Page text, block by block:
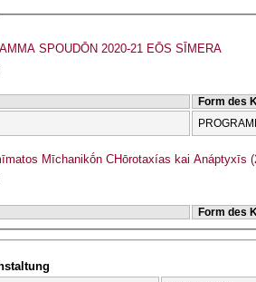
SPOUDŌN 2020-21 EŌS SĪMERA
Form des
Mīchanikṓn CΗōrotaxías kai Anáptyxīs
Form des